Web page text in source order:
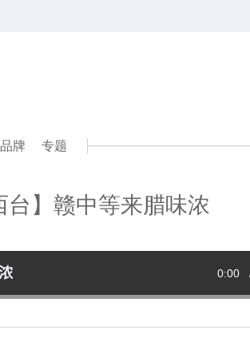
品牌 专题
台】赣中等来腊味浓
0:00